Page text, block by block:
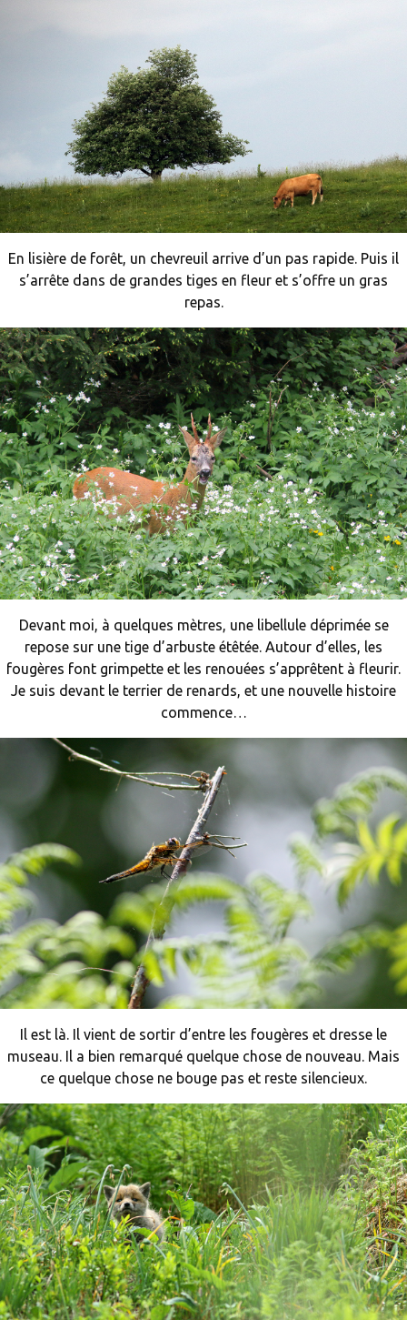
En lisière de forêt, un chevreuil arrive d’un pas rapide. Puis il
s’arrête dans de grandes tiges en fleur et s’offre un gras
repas.
Devant moi, à quelques mètres, une libellule déprimée se
repose sur une tige d’arbuste étêtée. Autour d’elles, les
fougères font grimpette et les renouées s’apprêtent à fleurir.
Je suis devant le terrier de renards, et une nouvelle histoire
commence…
Il est là. Il vient de sortir d’entre les fougères et dresse le
museau. Il a bien remarqué quelque chose de nouveau. Mais
ce quelque chose ne bouge pas et reste silencieux.